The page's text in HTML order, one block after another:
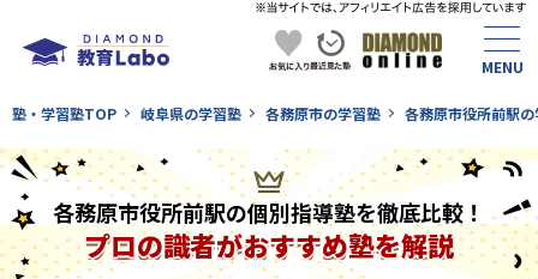
塾・学習塾TOP 岐阜県の学習塾 各務原市の学習塾 各務原市役所前駅
各務原市役所前駅の個別指導塾を徹底比較！
プロの識者がおすすめ塾を解説